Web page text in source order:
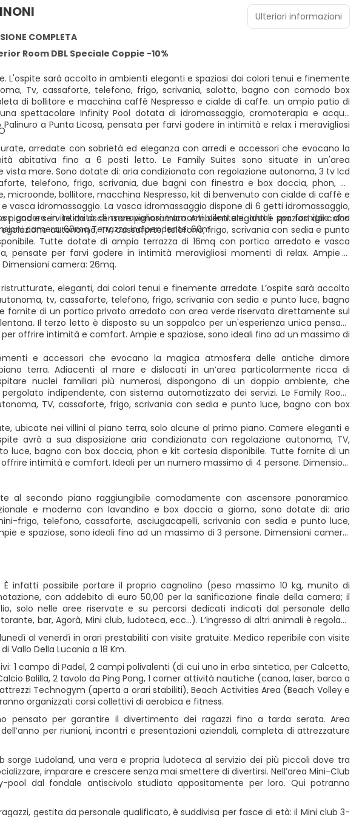
COMPLETA
Room DBL Speciale Coppie -10%
gestita da personale qualificato, è suddivisa per fasce di età: il Mini club 3-
sorge Ludoland, una vera e propria ludoteca al servizio dei più piccoli dove tra
imparare e crescere senza mai smettere di divertirsi. Nell’area Mini-Club
pool dal fondale antiscivolo studiata appositamente per loro. Qui potranno
pensato per garantire il divertimento dei ragazzi fino a tarda serata. Area
per riunioni, incontri e presentazioni aziendali, completa di attrezzature
1 campo di Padel, 2 campi polivalenti (di cui uno in erba sintetica, per Calcetto,
Balilla, 2 tavolo da Ping Pong, 1 corner attività nautiche (canoa, laser, barca a
Technogym (aperta a orari stabiliti), Beach Activities Area (Beach Volley e
organizzati corsi collettivi di aerobica e fitness.
al venerdì in orari prestabiliti con visite gratuite. Medico reperibile con visite
Vallo Della Lucania a 18 Km.
infatti possibile portare il proprio cagnolino (peso massimo 10 kg, munito di
con addebito di euro 50,00 per la sanificazione finale della camera; il
solo nelle aree riservate e su percorsi dedicati indicati dal personale della
bar, Agorà, Mini club, ludoteca, ecc...). L’ingresso di altri animali è regolato
al secondo piano raggiungibile comodamente con ascensore panoramico.
e moderno con lavandino e box doccia a giorno, sono dotate di: aria
frigo, telefono, cassaforte, asciugacapelli, scrivania con sedia e punto luce,
e spaziose, sono ideali fino ad un massimo di 3 persone. Dimensioni camera:
ubicate nei villini al piano terra, solo alcune al primo piano. Camere eleganti e
avrà a sua disposizione aria condizionata con regolazione autonoma, TV,
luce, bagno con box doccia, phon e kit cortesia disponibile. Tutte fornite di un
intimità e comfort. Ideali per un numero massimo di 4 persone. Dimensioni
e accessori che evocano la magica atmosfera delle antiche dimore
terra. Adiacenti al mare e dislocati in un’area particolarmente ricca di
nuclei familiari più numerosi, dispongono di un doppio ambiente, che
indipendente, con sistema automatizzato dei servizi. Le Family Room
TV, cassaforte, frigo, scrivania con sedia e punto luce, bagno con box
eleganti, dai colori tenui e finemente arredate. L’ospite sarà accolto
tv, cassaforte, telefono, frigo, scrivania con sedia e punto luce, bagno
fornite di un portico privato arredato con area verde riservata direttamente sul
Il terzo letto è disposto su un soppalco per un'esperienza unica pensata
offrire intimità e comfort. Ampie e spaziose, sono ideali fino ad un massimo di
e servite da ascensore panoramico. Ambienti eleganti e spaziosi dai colori
autonoma, TV, cassaforte, telefono, frigo, scrivania con sedia e punto
Tutte dotate di ampia terrazza di 16mq con portico arredato e vasca
pensate per farvi godere in intimità meravigliosi momenti di relax. Ampie e
camera: 26mq.
arredate con sobrietà ed eleganza con arredi e accessori che evocano la
abitativa fino a 6 posti letto. Le Family Suites sono situate in un'area
mare. Sono dotate di: aria condizionata con regolazione autonoma, 3 tv lcd
telefono, frigo, scrivania, due bagni con finestra e box doccia, phon, kit
bollitore, macchina Nespresso, kit di benvenuto con cialde di caffè e
idromassaggio. La vasca idromassaggio dispone di 6 getti idromassaggio,
godere in intimità di meravigliosi tramonti cilentani. Ideali per famiglie che
camera: 60mq Terrazzo indipendente: 60m.
L'ospite sarà accolto in ambienti eleganti e spaziosi dai colori tenui e finemente
Tv, cassaforte, telefono, frigo, scrivania, salotto, bagno con comodo box
di bollitore e macchina caffè Nespresso e cialde di caffe. un ampio patio di
spettacolare Infinity Pool dotata di idromassaggio, cromoterapia e acqua
a Punta Licosa, pensata per farvi godere in intimità e relax i meravigliosi
Ulteriori informazioni